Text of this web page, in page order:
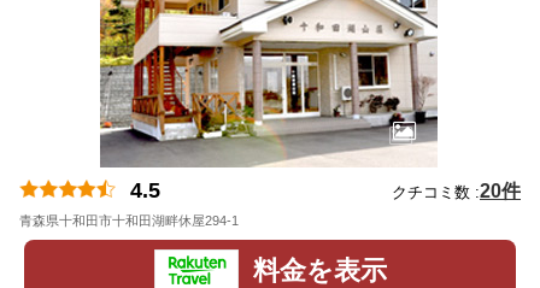
4.5 クチコミ数 :20件
青森県十和田市十和田湖畔休屋294-1
料金を表示